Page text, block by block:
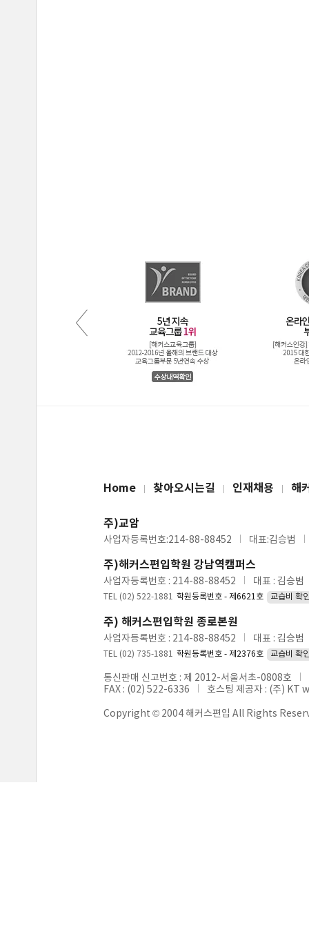
Home 찾아오시는길 인재채용 해
주)교암
사업자등록번호:214-88-88452 대표:김승범
주)해커스편입학원 강남역캠퍼스
사업자등록번호 : 214-88-88452 대표 : 김승범
TEL (02) 522-1881 학원등록번호 - 제6621호 교습비 확
주) 해커스편입학원 종로본원
사업자등록번호 : 214-88-88452 대표 : 김승범
TEL (02) 735-1881 학원등록번호 - 제2376호 교습비 확
통신판매 신고번호 : 제 2012-서울서초-0808호
FAX : (02) 522-6336
호스팅 제공자 : (주)
Copyright © 2004 해커스편입 All Rights